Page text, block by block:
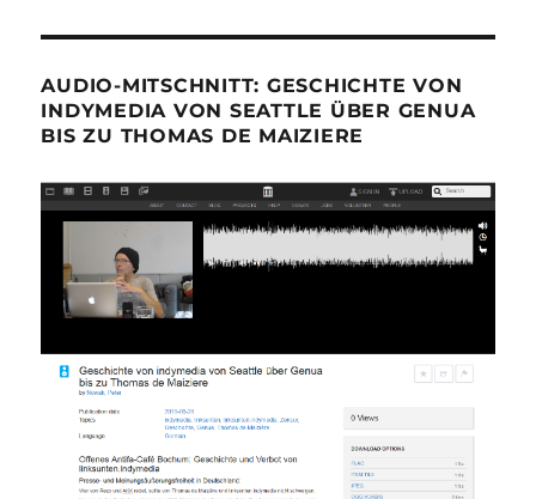
AUDIO-MITSCHNITT: GESCHICHTE VON
INDYMEDIA VON SEATTLE ÜBER GENUA
BIS ZU THOMAS DE MAIZIERE